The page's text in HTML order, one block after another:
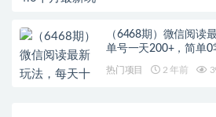
（6468期）微信阅读
单号一天200+，简单
热门项目 2 年前